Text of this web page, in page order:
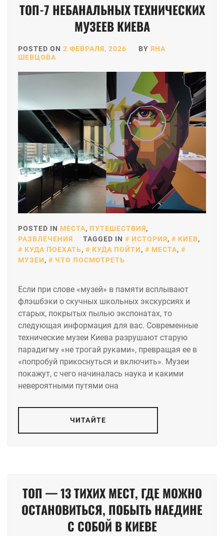
ТОП-7 НЕБАНАЛЬНЫХ ТЕХНИЧЕСКИХ
МУЗЕЕВ КИЕВА
POSTED ON 2 ФЕВРАЛЯ, 2026 BY ЯНА
ШЕВЦОВА
POSTED IN МЕСТА, ПУТЕШЕСТВИЯ,
РАЗВЛЕЧЕНИЯ
TAGGED IN ИСТОРИЯ, КИЕВ,
КУДА ПОЕХАТЬ, КУДА ПОЙТИ, МЕСТА,
МУЗЕИ, ЧТО ПОСМОТРЕТЬ
Если при слове «музей» в памяти всплывают
флэшбэки о скучных школьных экскурсиях и
старых, покрытых пылью экспонатах, то
следующая информация для вас. Современные
технические музеи Киева разрушают старую
парадигму «не трогай руками», превращая ее в
«попробуй прикоснуться и включить». Музеи
покажут, с чего начиналась наука и какими
невероятными путями она
ЧИТАЙТЕ
ТОП — 13 ТИХИХ МЕСТ, ГДЕ МОЖНО
ОСТАНОВИТЬСЯ, ПОБЫТЬ НАЕДИНЕ
С СОБОЙ В КИЕВЕ